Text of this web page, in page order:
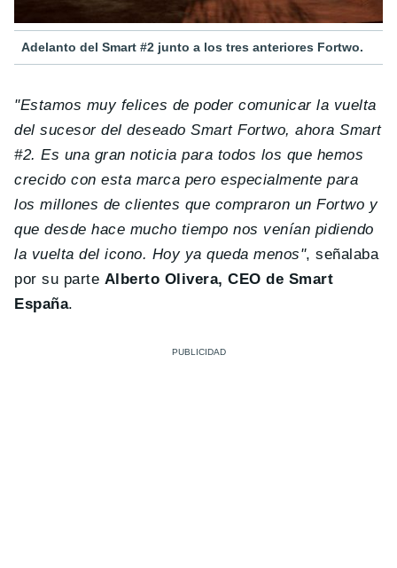
Adelanto del Smart #2 junto a los tres anteriores Fortwo.
"Estamos muy felices de poder comunicar la vuelta
del sucesor del deseado Smart Fortwo, ahora Smart
#2. Es una gran noticia para todos los que hemos
crecido con esta marca pero especialmente para
los millones de clientes que compraron un Fortwo y
que desde hace mucho tiempo nos venían pidiendo
la vuelta del icono. Hoy ya queda menos", señalaba
por su parte Alberto Olivera, CEO de Smart
España.